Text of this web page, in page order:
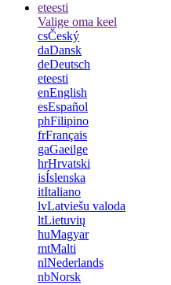
eteesti
Valige oma keel
csČeský
daDansk
deDeutsch
eteesti
enEnglish
esEspañol
phFilipino
frFrançais
gaGaeilge
hrHrvatski
isÍslenska
itItaliano
lvLatviešu valoda
ltLietuvių
huMagyar
mtMalti
nlNederlands
nbNorsk